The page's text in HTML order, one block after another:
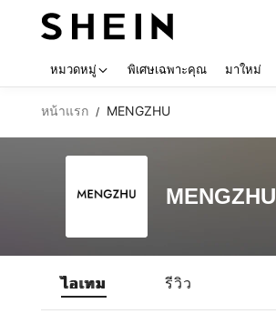
หมวดหมู่ พิเศษเฉพาะคุณ มาใหม่
หน้าแรก / MENGZHU
MENGZHU
ไอเทม รีวิว